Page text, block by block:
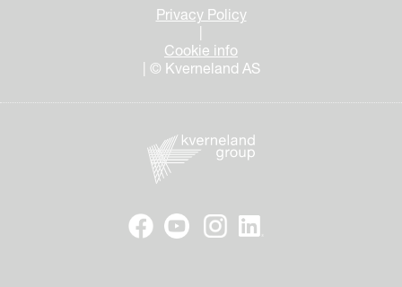
Privacy Policy
Cookie info
| © Kverneland AS